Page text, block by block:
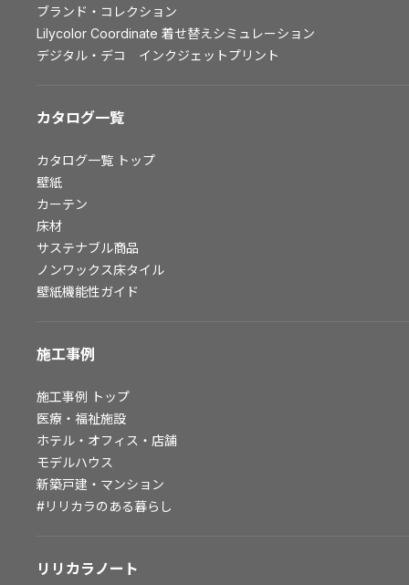
お手入れ便利帳
お役立ち資料
お問い合わせ（一般のお客様）
よくあるご質問
非住宅案件に関するお問い合わせ
事業紹介
スペースソリューション事業
ファシリティソリューション事業
不動産投資開発事業
会社情報
採用情報
ブランド・コレクション
Lilycolor Coordinate 着せ替えシミュレーション
デジタル・デコ インクジェットプリント
カタログ一覧
カタログ一覧 トップ
壁紙
カーテン
床材
サステナブル商品
ノンワックス床タイル
壁紙機能性ガイド
施工事例
施工事例 トップ
医療・福祉施設
ホテル・オフィス・店舗
モデルハウス
新築戸建・マンション
#リリカラのある暮らし
リリカラノート